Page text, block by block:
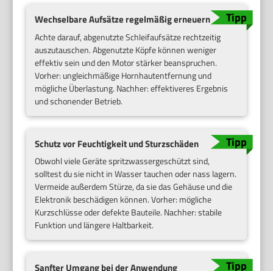
Wechselbare Aufsätze regelmäßig erneuern
Achte darauf, abgenutzte Schleifaufsätze rechtzeitig
auszutauschen. Abgenutzte Köpfe können weniger
effektiv sein und den Motor stärker beanspruchen.
Vorher: ungleichmäßige Hornhautentfernung und
mögliche Überlastung. Nachher: effektiveres Ergebnis
und schonender Betrieb.
Schutz vor Feuchtigkeit und Sturzschäden
Obwohl viele Geräte spritzwassergeschützt sind,
solltest du sie nicht in Wasser tauchen oder nass lagern.
Vermeide außerdem Stürze, da sie das Gehäuse und die
Elektronik beschädigen können. Vorher: mögliche
Kurzschlüsse oder defekte Bauteile. Nachher: stabile
Funktion und längere Haltbarkeit.
Sanfter Umgang bei der Anwendung